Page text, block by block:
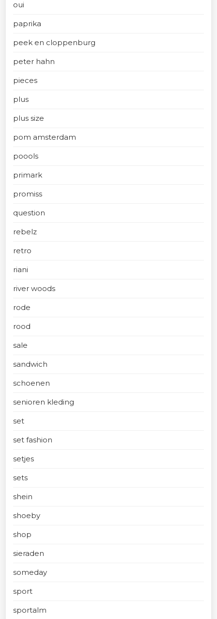
oui
paprika
peek en cloppenburg
peter hahn
pieces
plus
plus size
pom amsterdam
poools
primark
promiss
question
rebelz
retro
riani
river woods
rode
rood
sale
sandwich
schoenen
senioren kleding
set
set fashion
setjes
sets
shein
shoeby
shop
sieraden
someday
sport
sportalm